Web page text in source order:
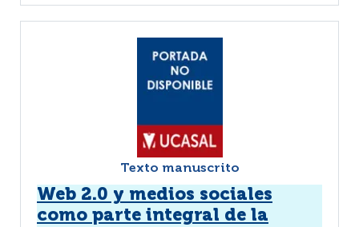
Texto manuscrito
Web 2.0 y medios sociales
como parte integral de la